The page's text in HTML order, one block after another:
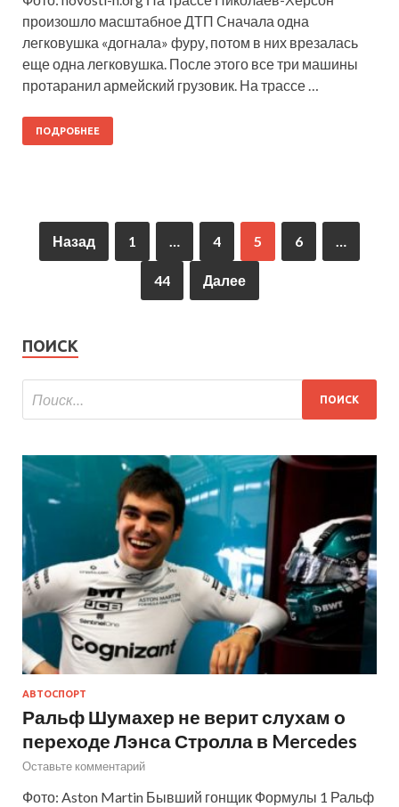
произошло масштабное ДТП Сначала одна
легковушка «догнала» фуру, потом в них врезалась
еще одна легковушка. После этого все три машины
протаранил армейский грузовик. На трассе …
ПОДРОБНЕЕ
Назад 1 … 4 5 6 …
44 Далее
ПОИСК
АВТОСПОРТ
Ральф Шумахер не верит слухам о
переходе Лэнса Стролла в Mercedes
Оставьте комментарий
Фото: Aston Martin Бывший гонщик Формулы 1 Ральф